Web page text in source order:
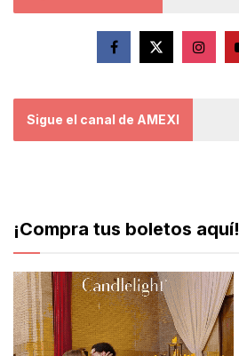
Sigue el canal de AMEXI
¡Compra tus boletos aquí!